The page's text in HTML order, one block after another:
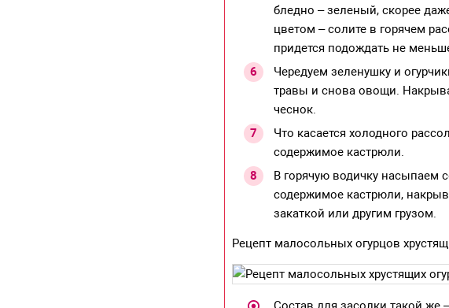
бледно – зеленый, скорее
цветом – солите в горячем
придется подождать не
Чередуем зеленушку и
травы и снова овощи.
чеснок.
Что касается холодного
содержимое кастрюли.
В горячую водичку насыпаем
содержимое кастрюли,
закаткой или другим грузом.
Рецепт малосольных огурцов